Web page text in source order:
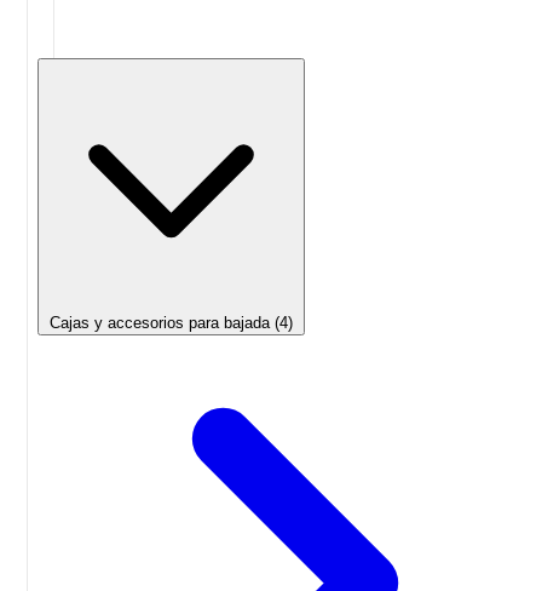
Cajas y accesorios para bajada (4)